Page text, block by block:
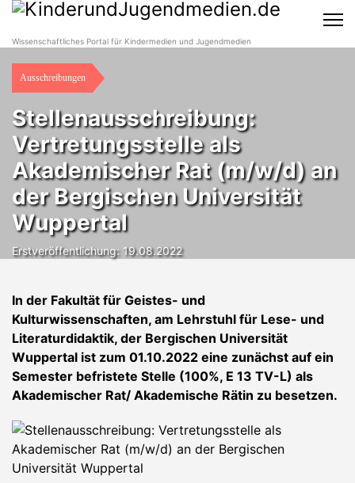
Wissenschaftliches Portal für Kindermedien und Jugendmedien
Ausschreibungen
Stellenausschreibung:
Vertretungsstelle als
Akademischer Rat (m/w/d) an
der Bergischen Universität
Wuppertal
Erstveröffentlichung: 19.08.2022
In der Fakultät für Geistes- und
Kulturwissenschaften, am Lehrstuhl für Lese- und
Literaturdidaktik, der Bergischen Universität
Wuppertal ist zum 01.10.2022 eine zunächst auf ein
Semester befristete Stelle (100%, E 13 TV-L) als
Akademischer Rat/ Akademische Rätin zu besetzen.